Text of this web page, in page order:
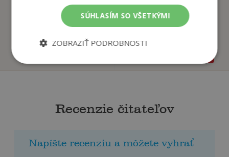
Odložené prípady:
Cesta 9
Na sklade
Odložené případy
Poslední fotografie
Na sklade
Recenzie čitateľov
Napíšte recenziu a môžete vyhrať
SÚHLASÍM SO VŠETKÝMI
ZOBRAZIŤ PODROBNOSTI